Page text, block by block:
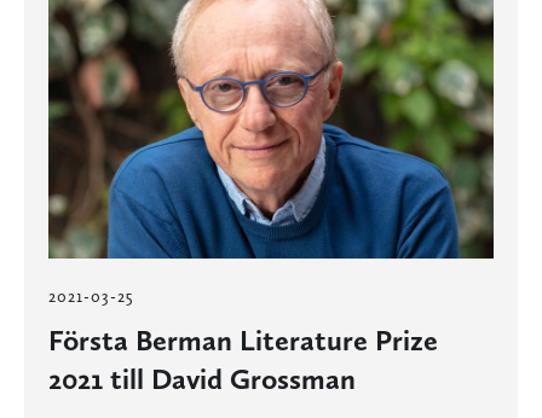
2021-03-25
Första Berman Literature Prize
2021 till David Grossman